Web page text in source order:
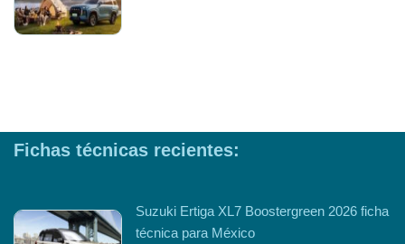
Fichas técnicas recientes:
Suzuki Ertiga XL7 Boostergreen 2026 ficha
técnica para México